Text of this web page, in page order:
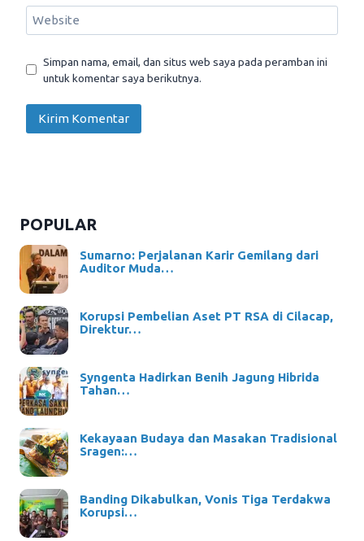
Website
Simpan nama, email, dan situs web saya pada peramban ini
untuk komentar saya berikutnya.
POPULAR
Sumarno: Perjalanan Karir Gemilang dari
Auditor Muda…
Korupsi Pembelian Aset PT RSA di Cilacap,
Direktur…
Syngenta Hadirkan Benih Jagung Hibrida
Tahan…
Kekayaan Budaya dan Masakan Tradisional
Sragen:…
Banding Dikabulkan, Vonis Tiga Terdakwa
Korupsi…